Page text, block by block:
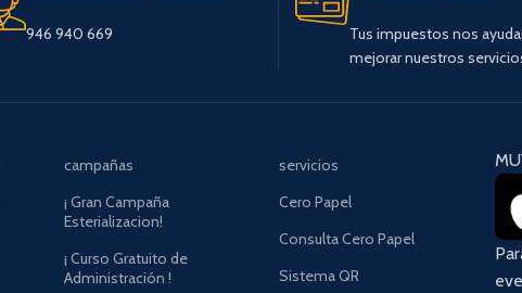
946 940 669
Tus impuestos nos
mejorar nuestros
campañas
¡ Gran Campaña
Esterializacion!
¡ Curso Gratuito de
Administración !
servicios
Cero Papel
Consulta Cero Papel
Sistema QR